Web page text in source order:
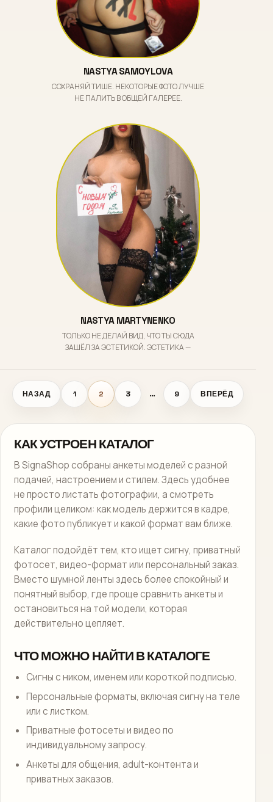
NASTYA SAMOYLOVA
СОХРАНЯЙ ТИШЕ. НЕКОТОРЫЕ ФОТО ЛУЧШЕ
НЕ ПАЛИТЬ В ОБЩЕЙ ГАЛЕРЕЕ.
NASTYA MARTYNENKO
ТОЛЬКО НЕ ДЕЛАЙ ВИД, ЧТО ТЫ СЮДА
ЗАШЁЛ ЗА ЭСТЕТИКОЙ. ЭСТЕТИКА —
НАЗАД 1 2 3 … 9 ВПЕРЁД
КАК УСТРОЕН КАТАЛОГ
В SignaShop собраны анкеты моделей с разной
подачей, настроением и стилем. Здесь удобнее
не просто листать фотографии, а смотреть
профили целиком: как модель держится в кадре,
какие фото публикует и какой формат вам ближе.
Каталог подойдёт тем, кто ищет сигну, приватный
фотосет, видео-формат или персональный заказ.
Вместо шумной ленты здесь более спокойный и
понятный выбор, где проще сравнить анкеты и
остановиться на той модели, которая
действительно цепляет.
ЧТО МОЖНО НАЙТИ В КАТАЛОГЕ
Сигны с ником, именем или короткой подписью.
Персональные форматы, включая сигну на теле
или с листком.
Приватные фотосеты и видео по
индивидуальному запросу.
Анкеты для общения, adult-контента и
приватных заказов.